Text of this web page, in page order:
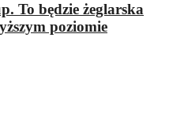
To będzie żeglarska
poziomie